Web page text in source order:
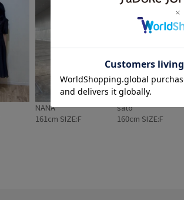
NANA
161cm SIZE:F
sato
160cm SIZE:F